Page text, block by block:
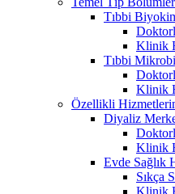
Tıbbi
Klinik
Tıbbi
Klinik
Özellikli
Diyaliz
Klinik
Evde Sağlık
Sıkça
Klinik